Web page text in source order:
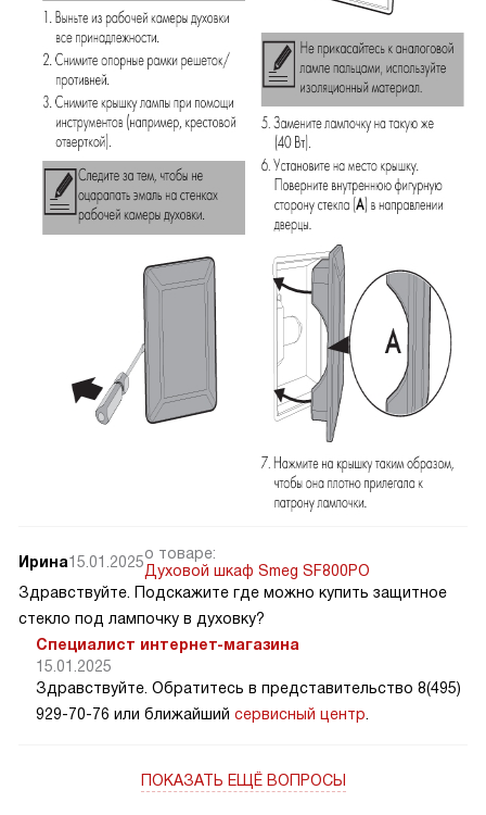
Ирина15.01.2025о товаре:
Духовой шкаф Smeg SF800PO
Здравствуйте. Подскажите где можно купить защитное
стекло под лампочку в духовку?
Специалист интернет-магазина
15.01.2025
Здравствуйте. Обратитесь в представительство 8(495)
929-70-76 или ближайший сервисный центр
ПОКАЗАТЬ ЕЩЁ ВОПРОСЫ